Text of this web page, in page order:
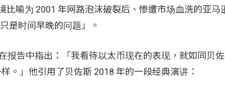
喻为 2001 年网路泡沫破裂后、惨遭市场血洗的亚马
是时间早晚的问题」。
报告中指出：「我看待以太币现在的表现，就如同贝
。」他引用了贝佐斯 2018 年的一段经典演讲：